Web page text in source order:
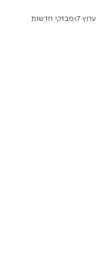
ערוץ 7 מבזקי חדשות